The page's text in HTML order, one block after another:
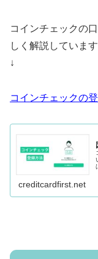
コインチェックの
しく解説しています
↓
コインチェックの
creditcardfirst.net